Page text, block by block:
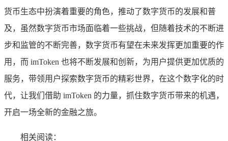
货币生态中扮演着重要的角色，推动了数字货币的发展和普
及，虽然数字货币市场面临着一些挑战，但随着技术的不断进
步和监管的不断完善，数字货币有望在未来发挥更加重要的作
用，而 imToken 也将不断发展和创新，为用户提供更加优质的
服务，带领用户探索数字货币的精彩世界，在这个数字化的时
代，让我们借助 imToken 的力量，抓住数字货币带来的机遇，
开启一场全新的金融之旅。
相关阅读：